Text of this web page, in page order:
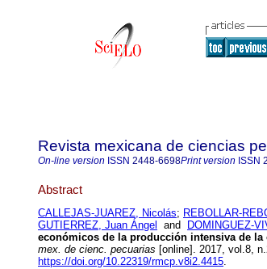
Revista mexicana de ciencias
On-line version ISSN 2448-6698Print version ISSN
Abstract
CALLEJAS-JUAREZ, Nicolás; REBOLLAR-
GUTIERREZ, Juan Ángel
and DOMINGUEZ-
económicos de la producción intensiva de la
mex. de cienc. pecuarias [online]. 2017, vol.8,
https://doi.org/10.22319/rmcp.v8i2.4415.